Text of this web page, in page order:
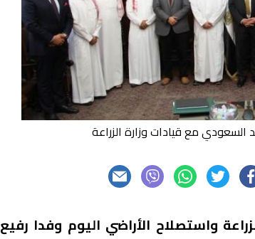
السعودي مع قيادات وزارة الزراعة
واستصلاح الأراضي اليوم وفدا رفيع